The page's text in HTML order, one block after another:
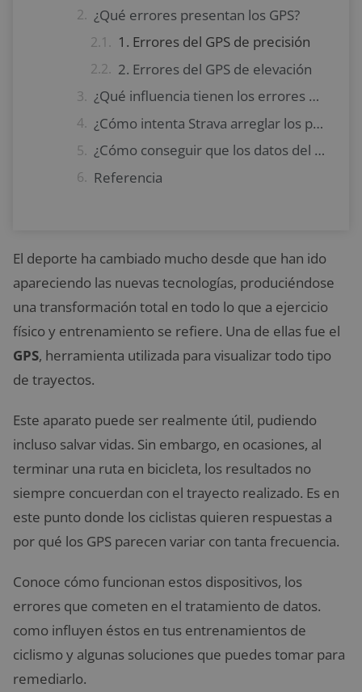
¿Qué errores presentan los GPS?
1. Errores del GPS de precisión
2. Errores del GPS de elevación
¿Qué influencia tienen los errores del GPS para entrenar ciclismo?
¿Cómo intenta Strava arreglar los problemas de medición con GPS?
¿Cómo conseguir que los datos del GPS sean lo más precisos posible?
Referencia
El deporte ha cambiado mucho desde que han ido
apareciendo las nuevas tecnologías, produciéndose
una transformación total en todo lo que a ejercicio
físico y entrenamiento se refiere. Una de ellas fue el
GPS, herramienta utilizada para visualizar todo tipo
de trayectos.
Este aparato puede ser realmente útil, pudiendo
incluso salvar vidas. Sin embargo, en ocasiones, al
terminar una ruta en bicicleta, los resultados no
siempre concuerdan con el trayecto realizado. Es en
este punto donde los ciclistas quieren respuestas a
por qué los GPS parecen variar con tanta frecuencia.
Conoce cómo funcionan estos dispositivos, los
errores que cometen en el tratamiento de datos.
como influyen éstos en tus entrenamientos de
ciclismo y algunas soluciones que puedes tomar para
remediarlo.